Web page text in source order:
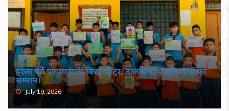
हरेला पर्व पर सरस्वती विद्या मंदिर, ढालवाला में प्रतिभाओं का
सम्मान।
July 19, 2026